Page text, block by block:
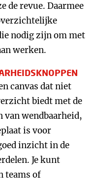
de revue. Daarmee
nodig zijn om met
werken.
canvas dat niet
biedt met de
van wendbaarheid,
is voor
inzicht in de
Je kunt
teams of